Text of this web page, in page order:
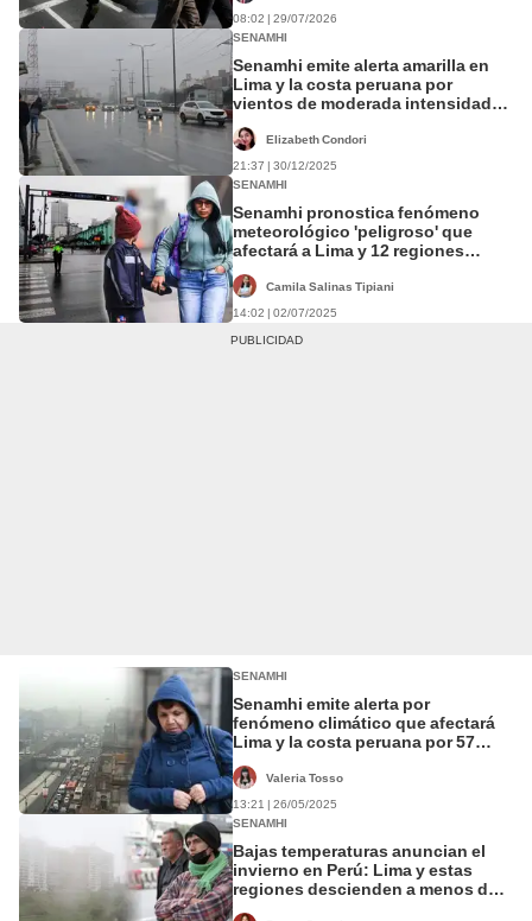
08:02 | 29/07/2026
SENAMHI
Senamhi emite alerta amarilla en
Lima y la costa peruana por
vientos de moderada intensidad
Elizabeth Condori
21:37 | 30/12/2025
SENAMHI
Senamhi pronostica fenómeno
meteorológico 'peligroso' que
afectará a Lima y 12 regiones
Camila Salinas Tipiani
14:02 | 02/07/2025
SENAMHI
Senamhi emite alerta por
fenómeno climático que afectará
Lima y la costa peruana por 57
Valeria Tosso
13:21 | 26/05/2025
SENAMHI
Bajas temperaturas anuncian el
invierno en Perú: Lima y estas
regiones descienden a menos de